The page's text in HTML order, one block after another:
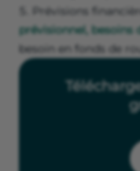
Prévisions
prévisionnel, besoins
besoin en fonds de